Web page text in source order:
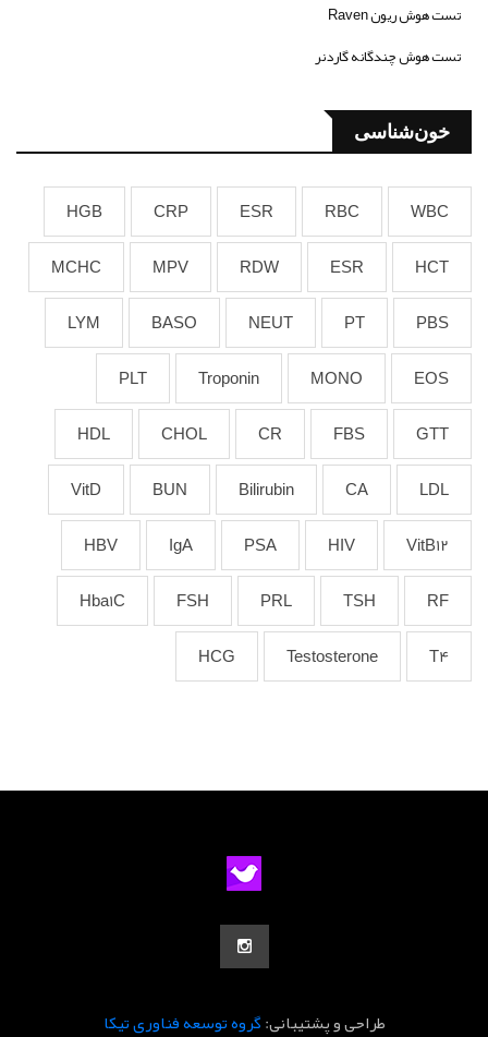
تست هوش ریون Raven
تست هوش چندگانه گاردنر
خون‌شناسی
WBC
RBC
ESR
CRP
HGB
HCT
ESR
RDW
MPV
MCHC
PBS
PT
NEUT
BASO
LYM
EOS
MONO
Troponin
PLT
GTT
FBS
CR
CHOL
HDL
LDL
CA
Bilirubin
BUN
VitD
VitB12
HIV
PSA
IgA
HBV
RF
TSH
PRL
FSH
Hba1C
T4
Testosterone
HCG
طراحی و پشتیبانی:گروه توسعه فناوری تیکا